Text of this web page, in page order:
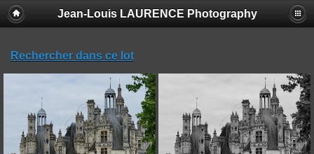
Jean-Louis LAURENCE Photography
Rechercher dans ce lot